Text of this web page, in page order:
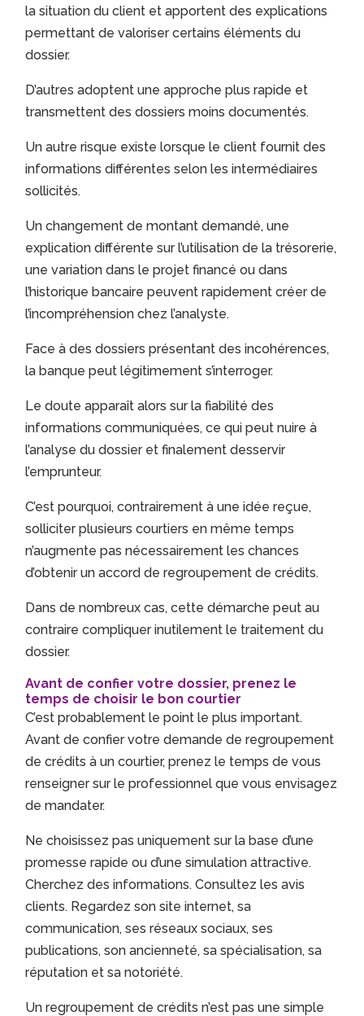
la situation du client et apportent des explications
permettant de valoriser certains éléments du
dossier.
D’autres adoptent une approche plus rapide et
transmettent des dossiers moins documentés.
Un autre risque existe lorsque le client fournit des
informations différentes selon les intermédiaires
sollicités.
Un changement de montant demandé, une
explication différente sur l’utilisation de la trésorerie,
une variation dans le projet financé ou dans
l’historique bancaire peuvent rapidement créer de
l’incompréhension chez l’analyste.
Face à des dossiers présentant des incohérences,
la banque peut légitimement s’interroger.
Le doute apparaît alors sur la fiabilité des
informations communiquées, ce qui peut nuire à
l’analyse du dossier et finalement desservir
l’emprunteur.
C’est pourquoi, contrairement à une idée reçue,
solliciter plusieurs courtiers en même temps
n’augmente pas nécessairement les chances
d’obtenir un accord de regroupement de crédits.
Dans de nombreux cas, cette démarche peut au
contraire compliquer inutilement le traitement du
dossier.
Avant de confier votre dossier, prenez le
temps de choisir le bon courtier
C’est probablement le point le plus important.
Avant de confier votre demande de regroupement
de crédits à un courtier, prenez le temps de vous
renseigner sur le professionnel que vous envisagez
de mandater.
Ne choisissez pas uniquement sur la base d’une
promesse rapide ou d’une simulation attractive.
Cherchez des informations. Consultez les avis
clients. Regardez son site internet, sa
communication, ses réseaux sociaux, ses
publications, son ancienneté, sa spécialisation, sa
réputation et sa notoriété.
Un regroupement de crédits n’est pas une simple